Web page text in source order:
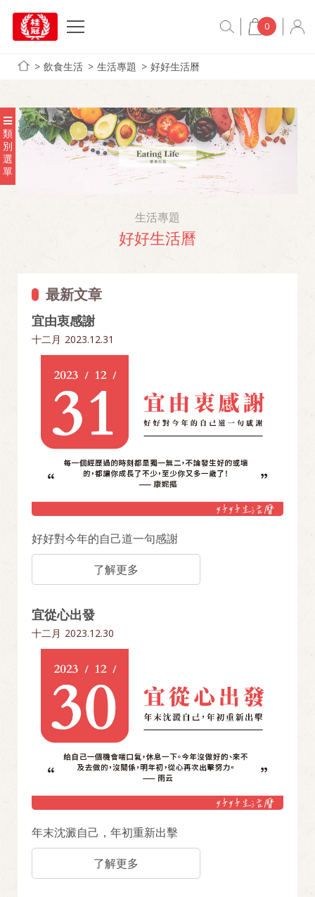
0
飲食生活 生活專題 好好生活曆
類
別
選
單
生活專題
好好生活曆
最新文章
宜由衷感謝
十二月 2023.12.31
好好對今年的自己道一句感謝
了解更多
宜從心出發
十二月 2023.12.30
年末沈澱自己，年初重新出擊
了解更多